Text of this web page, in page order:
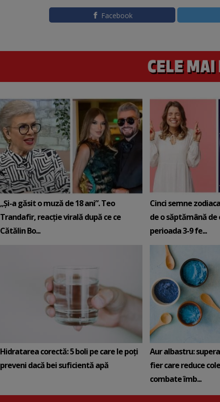
Facebook
„Și-a găsit o muză de 18 ani”. Teo
Trandafir, reacție virală după ce ce
Cătălin Bo...
Cinci semne
de o săptămână de
perioada 3-9 fe...
Hidratarea corectă: 5 boli pe care le poți
preveni dacă bei suficientă apă
Aur albastru:
fier care reduce
combate îmb...